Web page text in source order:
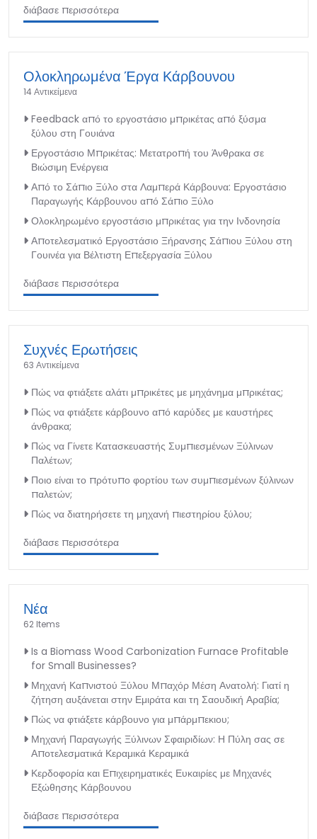
διάβασε περισσότερα
Ολοκληρωμένα Έργα Κάρβουνου
14 Αντικείμενα
Feedback από το εργοστάσιο μπρικέτας από ξύσμα
ξύλου στη Γουιάνα
Εργοστάσιο Μπρικέτας: Μετατροπή του Άνθρακα σε
Βιώσιμη Ενέργεια
Από το Σάπιο Ξύλο στα Λαμπερά Κάρβουνα: Εργοστάσιο
Παραγωγής Κάρβουνου από Σάπιο Ξύλο
Ολοκληρωμένο εργοστάσιο μπρικέτας για την Ινδονησία
Αποτελεσματικό Εργοστάσιο Ξήρανσης Σάπιου Ξύλου στη
Γουινέα για Βέλτιστη Επεξεργασία Ξύλου
διάβασε περισσότερα
Συχνές Ερωτήσεις
63 Αντικείμενα
Πώς να φτιάξετε αλάτι μπρικέτες με μηχάνημα μπρικέτας;
Πώς να φτιάξετε κάρβουνο από καρύδες με καυστήρες
άνθρακα;
Πώς να Γίνετε Κατασκευαστής Συμπιεσμένων Ξύλινων
Παλέτων;
Ποιο είναι το πρότυπο φορτίου των συμπιεσμένων ξύλινων
παλετών;
Πώς να διατηρήσετε τη μηχανή πιεστηρίου ξύλου;
διάβασε περισσότερα
Νέα
62 Items
Is a Biomass Wood Carbonization Furnace Profitable
for Small Businesses?
Μηχανή Καπνιστού Ξύλου Μπαχόρ Μέση Ανατολή: Γιατί η
ζήτηση αυξάνεται στην Εμιράτα και τη Σαουδική Αραβία;
Πώς να φτιάξετε κάρβουνο για μπάρμπεκιου;
Μηχανή Παραγωγής Ξύλινων Σφαιριδίων: Η Πύλη σας σε
Αποτελεσματικά Κεραμικά Κεραμικά
Κερδοφορία και Επιχειρηματικές Ευκαιρίες με Μηχανές
Εξώθησης Κάρβουνου
διάβασε περισσότερα